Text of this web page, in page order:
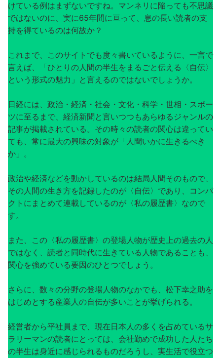
けている例はまずないですね。マンネリに陥っても不思議
ではないのに、実に65年間に亘って、息の長い読者の支
持を得ているのは何故か？
これまで、このサイトでも度々書いているように、一言で
言えば、「ひとりの人間の半生をまるごと伝える〈自伝〉
という形式の魅力」と言えるのではないでしょうか。
日経には、政治・経済・社会・文化・科学・世相・スポー
ツに至るまで、経済新聞と言いつつもあらゆるジャンルの
記事が掲載されている。その時々の読者の関心は違ってい
ても、常に最大の興味の対象が「人間いかに生きるべき
か」。
政治や経済などを動かしているのは結局人間そのもので、
その人間の生き方を記録したのが〈自伝〉であり、コンパ
クトにまとめて連載しているのが〈私の履歴書〉なので
す。
また、この〈私の履歴書〉の登場人物が歴史上の過去の人
ではなく、読者と同時代に生きている人物であることも、
関心を強めている要因のひとつでしょう。
さらに、数々の分野の登場人物のなかでも、松下幸之助を
はじめとする産業人の自伝が多いことが挙げられる。
経営者から平社員まで、現在日本人の多くを占めているサ
ラリーマンの読者にとっては、会社勤めで成功した人たち
の半生は身近に感じられるものだろうし、実生活で役立つ